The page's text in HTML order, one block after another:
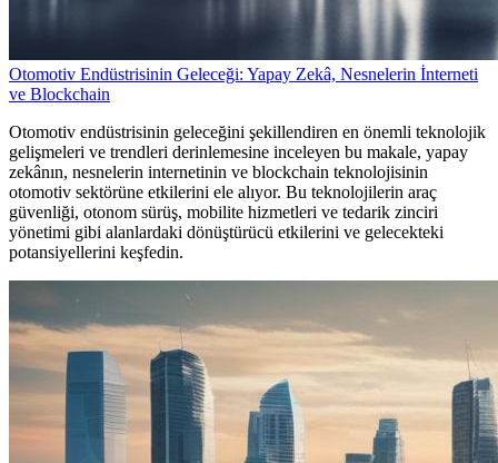
Otomotiv Endüstrisinin Geleceği: Yapay Zekâ, Nesnelerin İnterneti
ve Blockchain
Otomotiv endüstrisinin geleceğini şekillendiren en önemli teknolojik
gelişmeleri ve trendleri derinlemesine inceleyen bu makale, yapay
zekânın, nesnelerin internetinin ve blockchain teknolojisinin
otomotiv sektörüne etkilerini ele alıyor. Bu teknolojilerin araç
güvenliği, otonom sürüş, mobilite hizmetleri ve tedarik zinciri
yönetimi gibi alanlardaki dönüştürücü etkilerini ve gelecekteki
potansiyellerini keşfedin.